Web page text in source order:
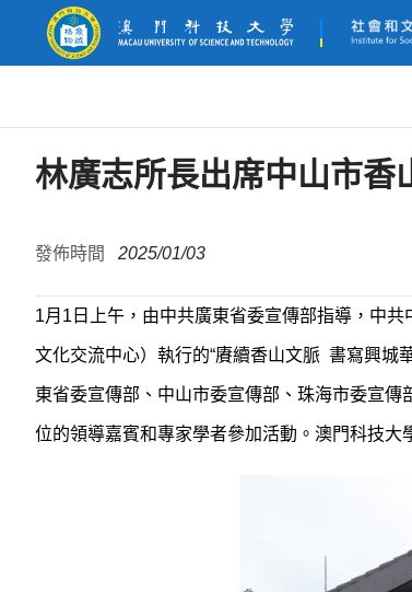
林廣志所長出席中山市香
發佈時間 2025/01/03
1月 1 日上午，由中共廣東省委宣傳部指導，中
文化交流中心）執行的“賡續香山文脈 書寫興城
東省委宣傳部、中山市委宣傳部、珠海市委宣
位的領導嘉賓和專家學者參加活動。澳門科技大